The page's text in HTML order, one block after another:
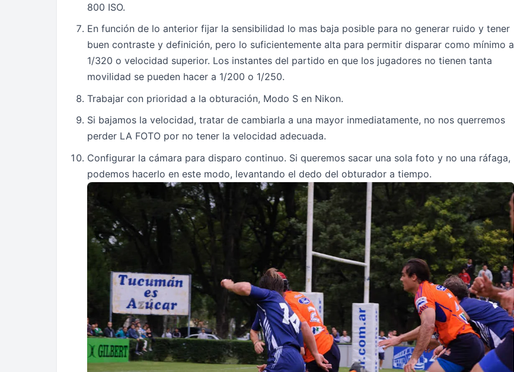
800 ISO.
En función de lo anterior fijar la sensibilidad lo mas baja posible para no generar ruido y tener
buen contraste y definición, pero lo suficientemente alta para permitir disparar como mínimo a
1/320 o velocidad superior. Los instantes del partido en que los jugadores no tienen tanta
movilidad se pueden hacer a 1/200 o 1/250.
Trabajar con prioridad a la obturación, Modo S en Nikon.
Si bajamos la velocidad, tratar de cambiarla a una mayor inmediatamente, no nos querremos
perder LA FOTO por no tener la velocidad adecuada.
Configurar la cámara para disparo continuo. Si queremos sacar una sola foto y no una ráfaga,
podemos hacerlo en este modo, levantando el dedo del obturador a tiempo.